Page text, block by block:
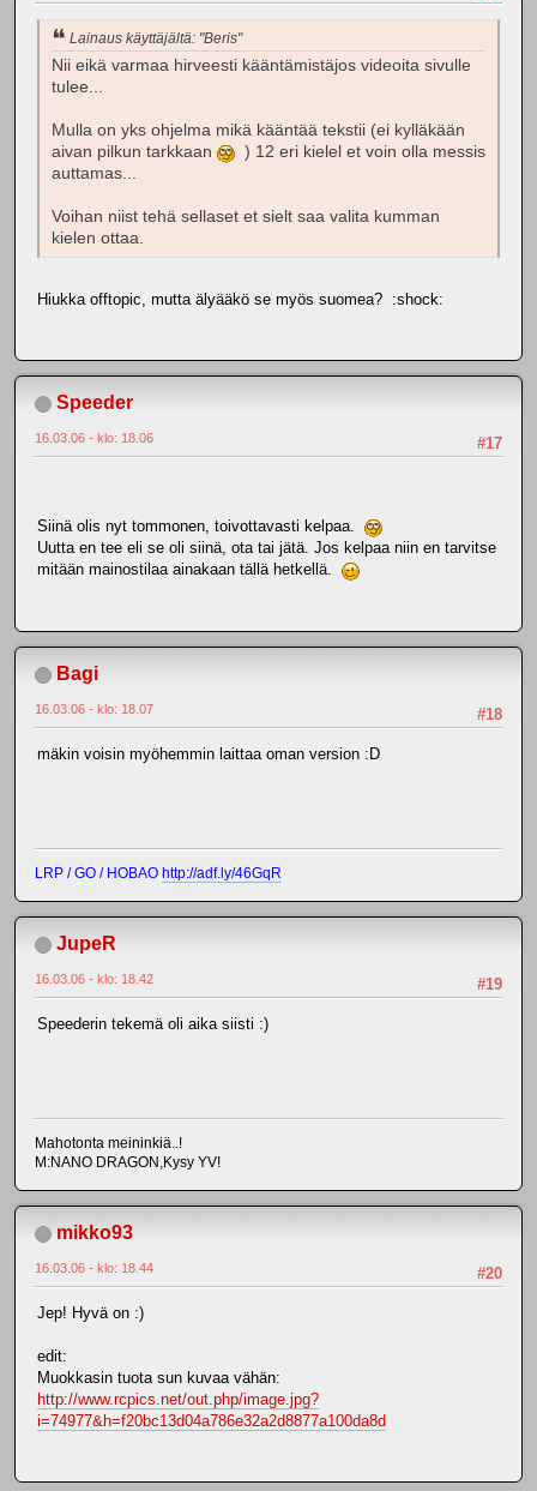
Lainaus käyttäjältä: "Beris"
Nii eikä varmaa hirveesti kääntämistäjos videoita sivulle
tulee...
Mulla on yks ohjelma mikä kääntää tekstii (ei kylläkään
aivan pilkun tarkkaan
) 12 eri kielel et voin olla messis
auttamas...
Voihan niist tehä sellaset et sielt saa valita kumman
kielen ottaa.
Hiukka offtopic, mutta älyääkö se myös suomea? :shock:
Speeder
#17
16.03.06 - klo: 18.06
Siinä olis nyt tommonen, toivottavasti kelpaa.
Uutta en tee eli se oli siinä, ota tai jätä. Jos kelpaa niin en tarvitse
mitään mainostilaa ainakaan tällä hetkellä.
Bagi
#18
16.03.06 - klo: 18.07
mäkin voisin myöhemmin laittaa oman version :D
LRP / GO / HOBAO http://adf.ly/46GqR
JupeR
#19
16.03.06 - klo: 18.42
Speederin tekemä oli aika siisti :)
Mahotonta meininkiä..!
M:NANO DRAGON,Kysy YV!
mikko93
#20
16.03.06 - klo: 18.44
Jep! Hyvä on :)
edit:
Muokkasin tuota sun kuvaa vähän:
http://www.rcpics.net/out.php/image.jpg?
i=74977&h=f20bc13d04a786e32a2d8877a100da8d